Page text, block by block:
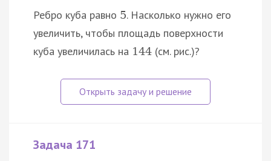
Ребро куба равно 5. Насколько нужно его
увеличить, чтобы площадь поверхности
куба увеличилась на 144 (см. рис.)?
Задача 171